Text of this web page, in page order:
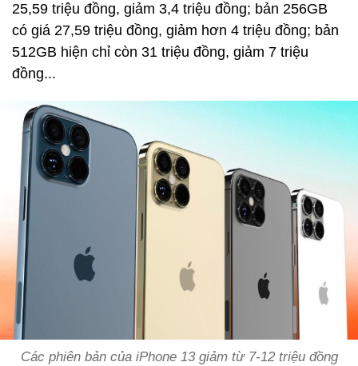
25,59 triệu đồng, giảm 3,4 triệu đồng; bản 256GB
có giá 27,59 triệu đồng, giảm hơn 4 triệu đồng; bản
512GB hiện chỉ còn 31 triệu đồng, giảm 7 triệu
đồng...
Các phiên bản của iPhone 13 giảm từ 7-12 triệu đồng